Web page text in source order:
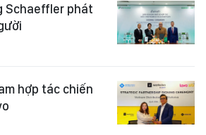
Schaeffler phát
hợp tác chiến